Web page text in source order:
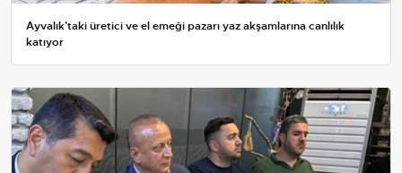
Ayvalık'taki üretici ve el emeği pazarı yaz akşamlarına canlılık
katıyor